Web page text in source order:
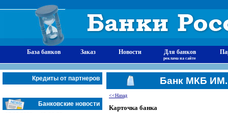
База банков Заказ Новости Для банков
реклама на сайте
Кредиты от партнеров
Банковские новости
Банк МКБ
<<Назад
Карточка банка